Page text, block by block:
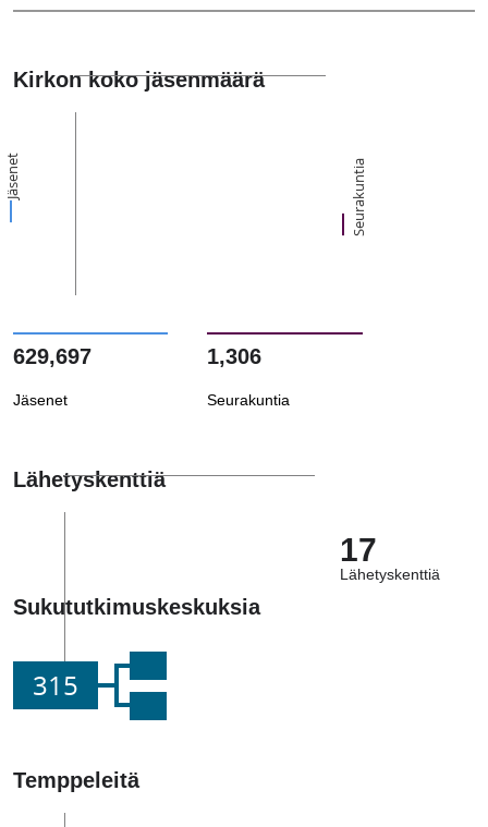
Kirkon koko jäsenmäärä
Jäsenet Seurakuntia
629,697
Jäsenet
1,306
Seurakuntia
Lähetyskenttiä
17
Lähetyskenttiä
Sukututkimuskeskuksia
315
Temppeleitä